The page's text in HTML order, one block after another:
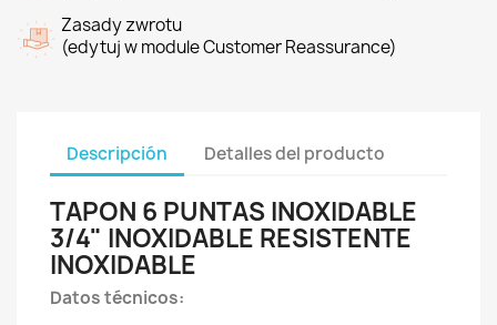
Zasady zwrotu
(edytuj w module Customer Reassurance)
Descripción Detalles del producto
TAPON 6 PUNTAS INOXIDABLE
3/4" INOXIDABLE RESISTENTE
INOXIDABLE
Datos técnicos: